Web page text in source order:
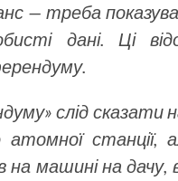
— треба
дані. Ці
слід
станції,
на машині на